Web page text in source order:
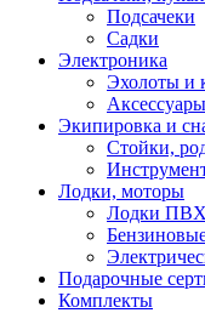
Подсачеки
Садки
Электроника
Эхолоты и
Экипировка и
Стойки,
Лодки, моторы
Лодки
Подарочные
Комплекты